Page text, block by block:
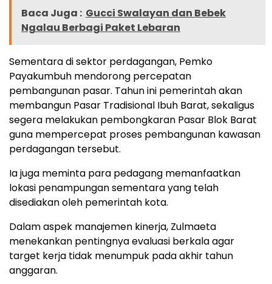
Baca Juga : Gucci Swalayan dan Bebek
Ngalau Berbagi Paket Lebaran
Sementara di sektor perdagangan, Pemko
Payakumbuh mendorong percepatan
pembangunan pasar. Tahun ini pemerintah akan
membangun Pasar Tradisional Ibuh Barat, sekaligus
segera melakukan pembongkaran Pasar Blok Barat
guna mempercepat proses pembangunan kawasan
perdagangan tersebut.
Ia juga meminta para pedagang memanfaatkan
lokasi penampungan sementara yang telah
disediakan oleh pemerintah kota.
Dalam aspek manajemen kinerja, Zulmaeta
menekankan pentingnya evaluasi berkala agar
target kerja tidak menumpuk pada akhir tahun
anggaran.